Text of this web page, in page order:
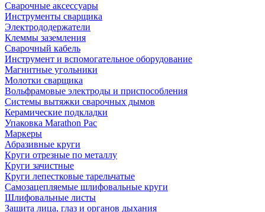
Сварочные аксессуары
Инструменты сварщика
Электрододержатели
Клеммы заземления
Сварочный кабель
Инструмент и вспомогательное оборудование
Магнитные угольники
Молотки сварщика
Вольфрамовые электроды и приспособления
Системы вытяжки сварочных дымов
Керамические подкладки
Упаковка Marathon Pac
Маркеры
Абразивные круги
Круги отрезные по металлу
Круги зачистные
Круги лепестковые тарельчатые
Самозацепляемые шлифовальные круги
Шлифовальные листы
Защита лица, глаз и органов дыхания